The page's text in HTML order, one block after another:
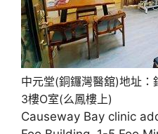
中元堂(銅鑼灣醫舘)地址
3樓O室(么鳳樓上)
Causeway Bay clinic